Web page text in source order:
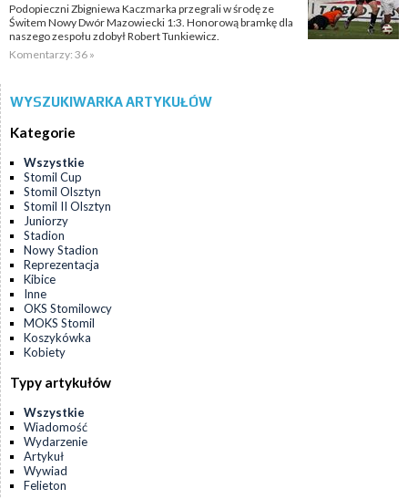
Podopieczni Zbigniewa Kaczmarka przegrali w środę ze
Świtem Nowy Dwór Mazowiecki 1:3. Honorową bramkę dla
naszego zespołu zdobył Robert Tunkiewicz.
Komentarzy: 36 »
WYSZUKIWARKA ARTYKUŁÓW
Kategorie
Wszystkie
Stomil Cup
Stomil Olsztyn
Stomil II Olsztyn
Juniorzy
Stadion
Nowy Stadion
Reprezentacja
Kibice
Inne
OKS Stomilowcy
MOKS Stomil
Koszykówka
Kobiety
Typy artykułów
Wszystkie
Wiadomość
Wydarzenie
Artykuł
Wywiad
Felieton